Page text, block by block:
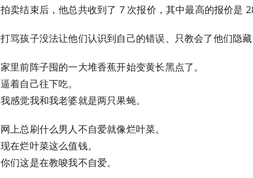
拍卖结束后，他总共收到了 7 次报价，其中最高的报价是
打骂孩子没法让他们认识到自己的错误、只教会了他们隐藏
家里前阵子囤的一大堆香蕉开始变黄长黑点了。
逼着自己往下吃。
我感觉我和我老婆就是两只果蝇。 ​​​
网上总刷什么男人不自爱就像烂叶菜。
现在烂叶菜这么值钱。
你们这是在教唆我不自爱。 ​​​